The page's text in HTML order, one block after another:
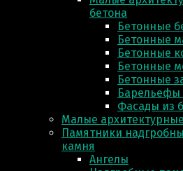
бетона
Бетонные
Бетонные
Бетонные
Бетонные
Бетонные
Барельефы
Фасады из
Малые
Памятники
камня
Ангелы